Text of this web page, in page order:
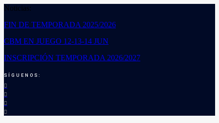
Noticias:
FIN DE TEMPORADA 2025/2026
CBM EN JUEGO 12-13-14 JUN
INSCRIPCIÓN TEMPORADA 2026/2027
SÍGUENOS: